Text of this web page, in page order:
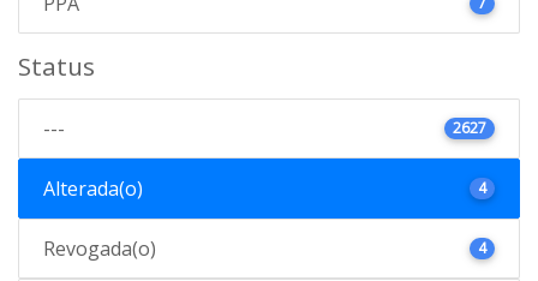
Status
--- 2627
Alterada(o) 4
Revogada(o) 4